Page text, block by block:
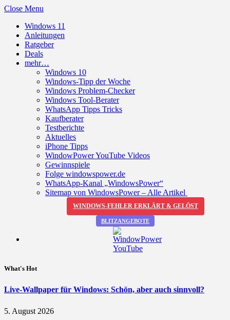
Close Menu
Windows 11
Anleitungen
Ratgeber
Deals
mehr…
Windows 10
Windows-Tipp der Woche
Windows Problem-Checker
Windows Tool-Berater
WhatsApp Tipps Tricks
Kaufberater
Testberichte
Aktuelles
iPhone Tipps
WindowPower YouTube Videos
Gewinnspiele
Folge windowspower.de
WhatsApp-Kanal „WindowsPower“
Sitemap von WindowsPower – Alle Artikel
WINDOWS-FEHLER ERKLÄRT & GELÖST
BLITZANGEBOTE
What's Hot
Live-Wallpaper für Windows: Schön, aber auch sinnvoll?
5. August 2026